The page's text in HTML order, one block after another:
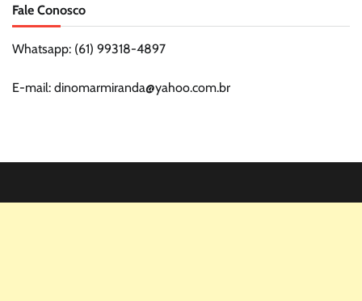
Fale Conosco
Whatsapp: (61) 99318-4897
E-mail: dinomarmiranda@yahoo.com.br